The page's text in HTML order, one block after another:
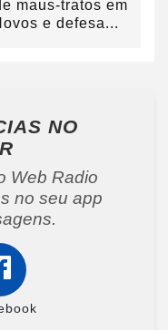
maus-tratos em
e defesa...
NO
Web Radio
no seu app